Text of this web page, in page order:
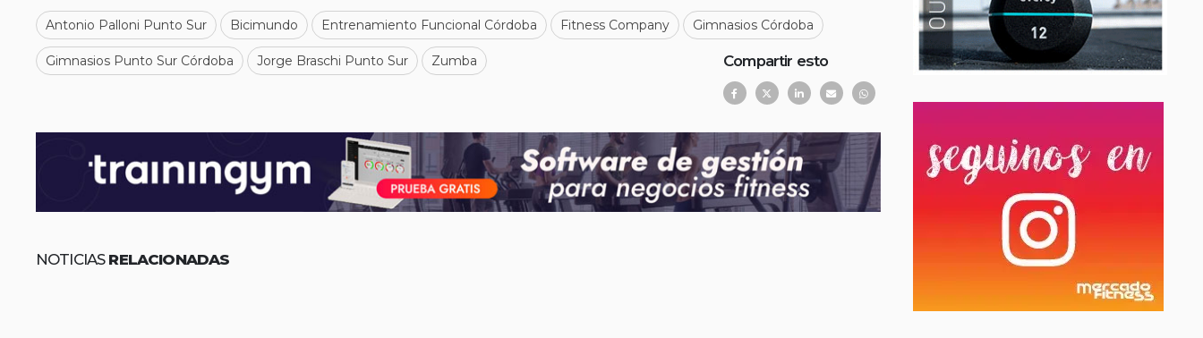
Antonio Palloni Punto Sur Bicimundo Entrenamiento Funcional Córdoba Fitness Company Gimnasios Córdoba
Gimnasios Punto Sur Córdoba Jorge Braschi Punto Sur Zumba Compartir esto
NOTICIAS RELACIONADAS